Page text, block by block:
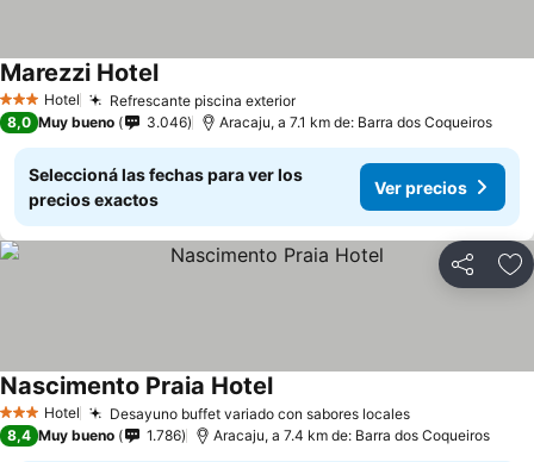
3 Estrellas
Hotel Refrescante piscina exterior
Marezzi Hotel
8,0 Muy bueno 3.046 Aracaju, a 7.1 km de: Barra dos Coqueiros
Seleccioná las fechas para ver los
precios exactos
Ver precios
Compartir
3 Estrellas
Hotel Desayuno buffet variado con sabores locales
Nascimento Praia Hotel
8,4 Muy bueno 1.786 Aracaju, a 7.4 km de: Barra dos Coqueiros